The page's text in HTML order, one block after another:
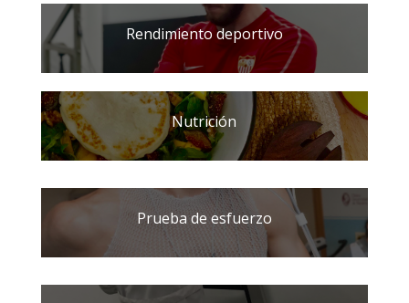
Rendimiento deportivo
Nutrición
Prueba de esfuerzo